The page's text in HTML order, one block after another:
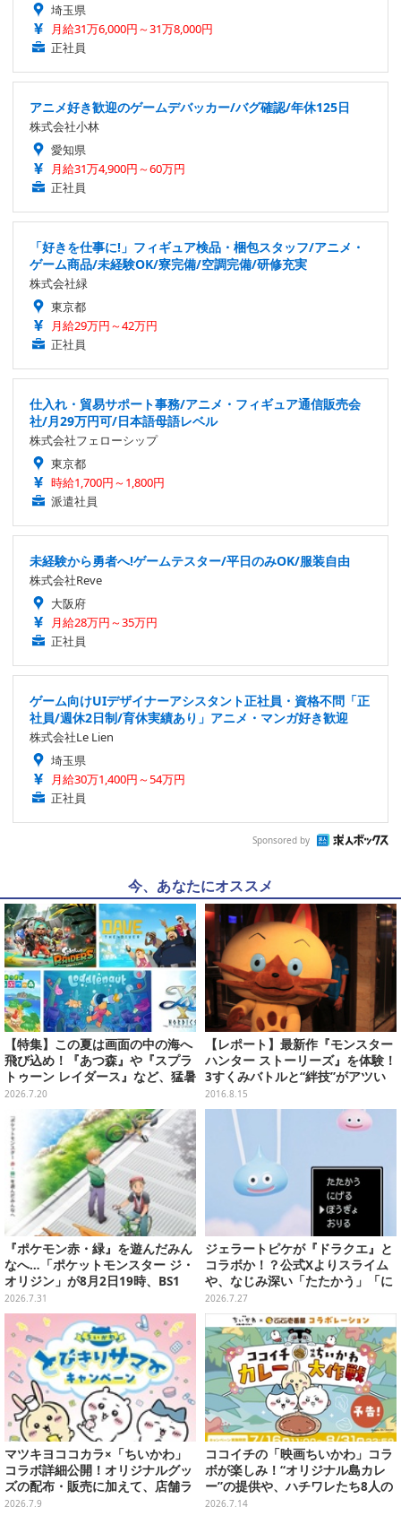
埼玉県
月給31万6,000円～31万8,000円
正社員
アニメ好き歓迎のゲームデバッカー/バグ確認/年休125日
株式会社小林
愛知県
月給31万4,900円～60万円
正社員
「好きを仕事に!」フィギュア検品・梱包スタッフ/アニメ・
ゲーム商品/未経験OK/寮完備/空調完備/研修充実
株式会社緑
東京都
月給29万円～42万円
正社員
仕入れ・貿易サポート事務/アニメ・フィギュア通信販売会
社/月29万円可/日本語母語レベル
株式会社フェローシップ
東京都
時給1,700円～1,800円
派遣社員
未経験から勇者へ!ゲームテスター/平日のみOK/服装自由
株式会社Reve
大阪府
月給28万円～35万円
正社員
ゲーム向けUIデザイナーアシスタント正社員・資格不問「正
社員/週休2日制/育休実績あり」アニメ・マンガ好き歓迎
株式会社Le Lien
埼玉県
月給30万1,400円～54万円
正社員
Sponsored by
今、あなたにオススメ
【特集】この夏は画面の中の海へ
飛び込め！『あつ森』や『スプラ
トゥーン レイダース』など、猛暑
を忘れて遊びたい“海ゲー”おすす
2026.7.20
【レポート】最新作『モンスター
ハンター ストーリーズ』を体験！
3すくみバトルと“絆技”がアツい
2016.8.15
『ポケモン赤・緑』を遊んだみん
なへ…「ポケットモンスター ジ・
オリジン」が8月2日19時、BS1
2・日曜アニメ劇場で放送！
2026.7.31
ジェラートピケが『ドラクエ』と
コラボか！？公式Xよりスライム
や、なじみ深い「たたかう」「に
げる」のコマンドウィンドウが投
稿
2026.7.27
マツキヨココカラ×「ちいかわ」
コラボ詳細公開！オリジナルグッ
ズの配布・販売に加えて、店舗ラ
ッピングや”花火打ち上げ”まで盛
2026.7.9
ココイチの「映画ちいかわ」コラ
ボが楽しみ！“オリジナル島カレ
ー”の提供や、ハチワレたち8人の
スプーン置きフィギュアをプレゼ
2026.7.14